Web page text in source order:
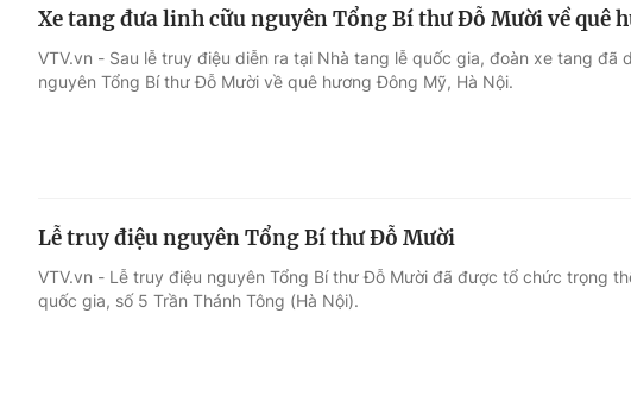
Xe tang đưa linh cữu nguyên Tổng Bí thư Đỗ Mười về quê
VTV.vn - Sau lễ truy điệu diễn ra tại Nhà tang lễ quốc gia, đoàn xe tang đã
nguyên Tổng Bí thư Đỗ Mười về quê hương Đông Mỹ, Hà Nội.
Lễ truy điệu nguyên Tổng Bí thư Đỗ Mười
VTV.vn - Lễ truy điệu nguyên Tổng Bí thư Đỗ Mười đã được tổ chức trọng
quốc gia, số 5 Trần Thánh Tông (Hà Nội).